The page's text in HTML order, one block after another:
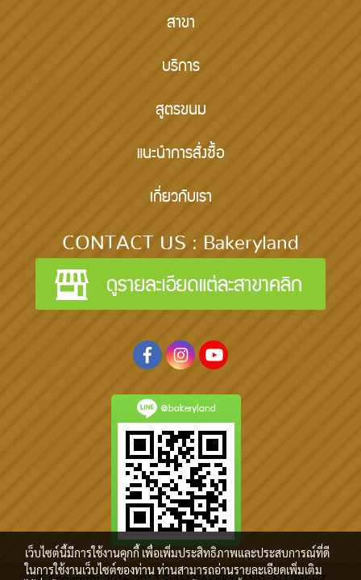
สาขา
บริการ
สูตรขนม
แนะนำการสั่งซื้อ
เกี่ยวกับเรา
CONTACT US : Bakeryland
@bakeryland
เว็บไซต์นี้มีการใช้งานคุกกี้ เพื่อเพิ่มประสิทธิภาพและประสบการณ์ที่ดี
ในการใช้งานเว็บไซต์ของท่าน ท่านสามารถอ่านรายละเอียดเพิ่มเติม